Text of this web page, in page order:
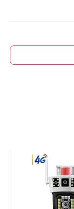
15 متر
10 عدد در انبار